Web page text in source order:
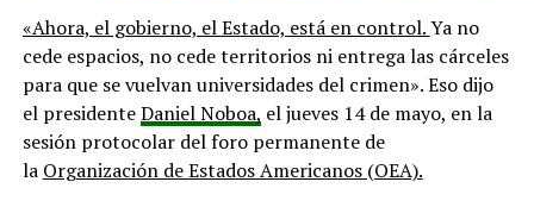
«Ahora, el gobierno, el Estado, está en control.Ya no
cede espacios, no cede territorios ni entrega las cárceles
para que se vuelvan universidades del crimen». Eso dijo
el presidenteDaniel Noboa, el jueves 14 de mayo, en la
sesión protocolar del foro permanente de
la Organización de Estados Americanos (OEA).